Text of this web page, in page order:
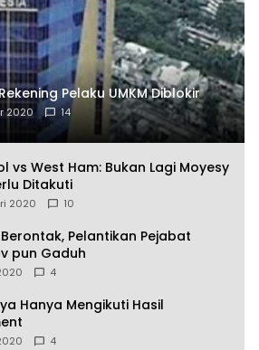
Pelaku UMKM Diblokir
2020 14
vs West Ham: Bukan Lagi Moyesy
Ditakuti
2020 10
Pelantikan Pejabat
pun Gaduh
4
Hanya Mengikuti Hasil
4